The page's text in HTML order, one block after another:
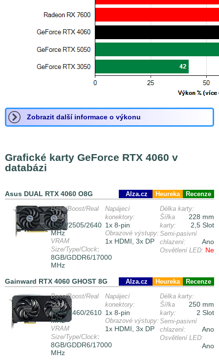
Zobrazit další informace o výkonu
Grafické karty GeForce RTX 4060 v
databázi
Asus DUAL RTX 4060 O8G Recenze
Heureka
Alza.cz
Base/Boost/Real
clock:
1830/2505/2640
MHz
VRAM
Size/Type/Clock:
8GB/GDDR6/17000
MHz
Napájecí
konektory:
1x 8-pin
Obrazové výstupy:
1x HDMI, 3x DP
Délka karty:
228 mm
Šířka
karty:
2,5 Slot
Semi-pasivní
chlazení:
Ano
Osvětlení LED: Ne
Gainward RTX 4060 GHOST 8G Recenze
Heureka
Alza.cz
Base/Boost/Real
clock:
1830/2460/2610
MHz
VRAM
Size/Type/Clock:
8GB/GDDR6/17000
MHz
Napájecí
konektory:
1x 8-pin
Obrazové výstupy:
1x HDMI, 3x DP
Délka karty:
250 mm
Šířka
karty:
2 Slot
Semi-pasivní
chlazení:
Ano
Osvětlení LED:
Ano